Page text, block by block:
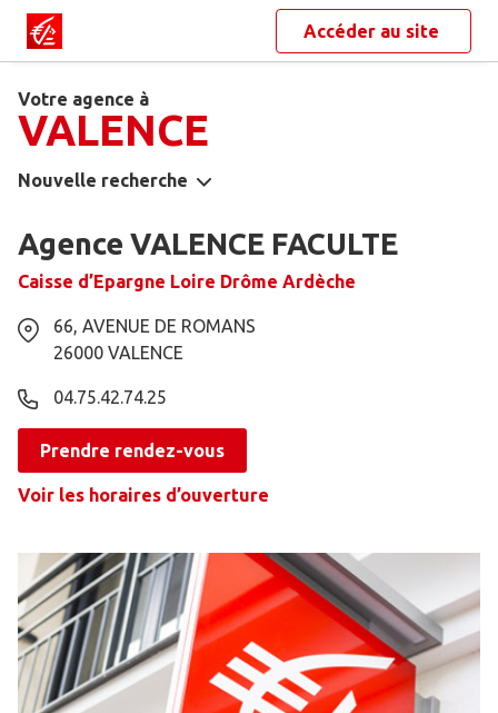
Accéder au site
Votre agence à
VALENCE
Nouvelle recherche
Agence VALENCE FACULTE
Caisse d’Epargne Loire Drôme Ardèche
66, AVENUE DE ROMANS
26000 VALENCE
04.75.42.74.25
Prendre rendez-vous
Voir les horaires d’ouverture